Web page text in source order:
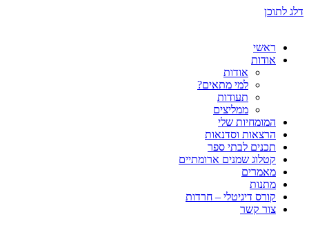
דלג לתוכן
ראשי
אודות
אודות
למי מתאים?
תעודות
ממליצים
המומחיות שלי
הרצאות וסדנאות
תכנים לבתי ספר
קטלוג שמנים ארומתיים
מאמרים
מתנות
קורס דיגיטלי – חרדות
צור קשר